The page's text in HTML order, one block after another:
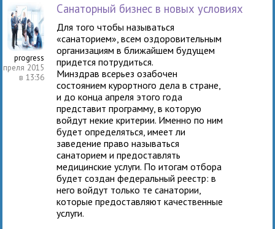
progress
2015
в 13:36
Санаторный бизнес в новых условиях
Для того чтобы называться
«санаторием», всем оздоровительным
организациям в ближайшем будущем
придется потрудиться.
Минздрав всерьез озабочен
состоянием курортного дела в стране,
и до конца апреля этого года
представит программу, в которую
войдут некие критерии. Именно по ним
будет определяться, имеет ли
заведение право называться
санаторием и предоставлять
медицинские услуги. По итогам отбора
будет создан федеральный реестр: в
него войдут только те санатории,
которые предоставляют качественные
услуги.